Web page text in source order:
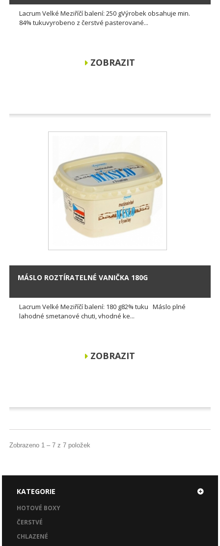
Lacrum Velké Meziříčí balení: 250 gVýrobek obsahuje min.
84% tukuvyrobeno z čerstvé pasterované...
ZOBRAZIT
MÁSLO ROZTÍRATELNÉ VANIČKA 180G
Lacrum Velké Meziříčí balení: 180 g82% tuku Máslo plné
lahodné smetanové chuti, vhodné ke...
ZOBRAZIT
Zobrazeno 1 – 7 z 7 položek
KATEGORIE
HOTOVÉ BOXY
ČERSTVÉ
CHLAZENÉ